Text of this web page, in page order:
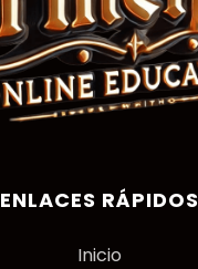
ENLACES RÁPIDOS
Inicio